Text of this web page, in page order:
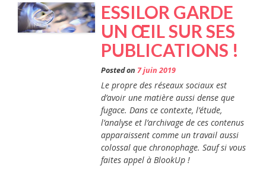
ESSILOR GARDE
UN ŒIL SUR SES
PUBLICATIONS !
Posted on 7 juin 2019
Le propre des réseaux sociaux est
d’avoir une matière aussi dense que
fugace. Dans ce contexte, l’étude,
l’analyse et l’archivage de ces contenus
apparaissent comme un travail aussi
colossal que chronophage. Sauf si vous
faites appel à BlookUp !